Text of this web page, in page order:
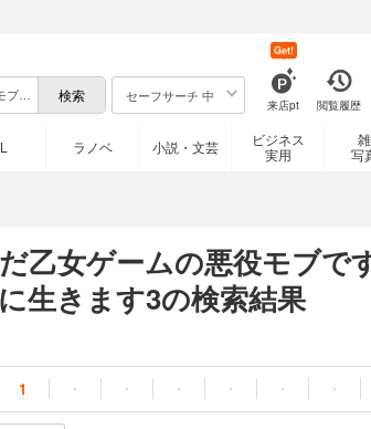
セーフサーチ 中
来店pt
Get!
閲覧履歴
ラノベ 小説・文芸
ビジネス
実用
写
乙女ゲームの悪役モブで
生きます3の検索結果
1 ・ ・ ・ ・ ・ ・